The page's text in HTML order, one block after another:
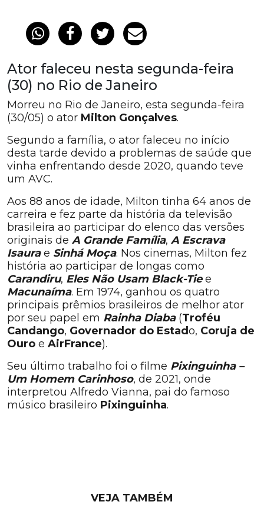
Ator faleceu nesta segunda-feira
(30) no Rio de Janeiro
Morreu no Rio de Janeiro, esta segunda-feira
(30/05) o ator Milton Gonçalves.
Segundo a família, o ator faleceu no início
desta tarde devido a problemas de saúde que
vinha enfrentando desde 2020, quando teve
um AVC.
Aos 88 anos de idade, Milton tinha 64 anos de
carreira e fez parte da história da televisão
brasileira ao participar do elenco das versões
originais de A Grande Família, A Escrava
Isaurae Sinhá Moça. Nos cinemas, Milton fez
história ao participar de longas como
Carandiru, Eles Não Usam Black-Tiee
Macunaíma. Em 1974, ganhou os quatro
principais prêmios brasileiros de melhor ator
por seu papel em Rainha Diaba(Troféu
Candango, Governador do Estado, Coruja de
Ouro e AirFrance).
Seu último trabalho foi o filme Pixinguinha –
Um Homem Carinhoso, de 2021, onde
interpretou Alfredo Vianna, pai do famoso
músico brasileiro Pixinguinha.
VEJA TAMBÉM